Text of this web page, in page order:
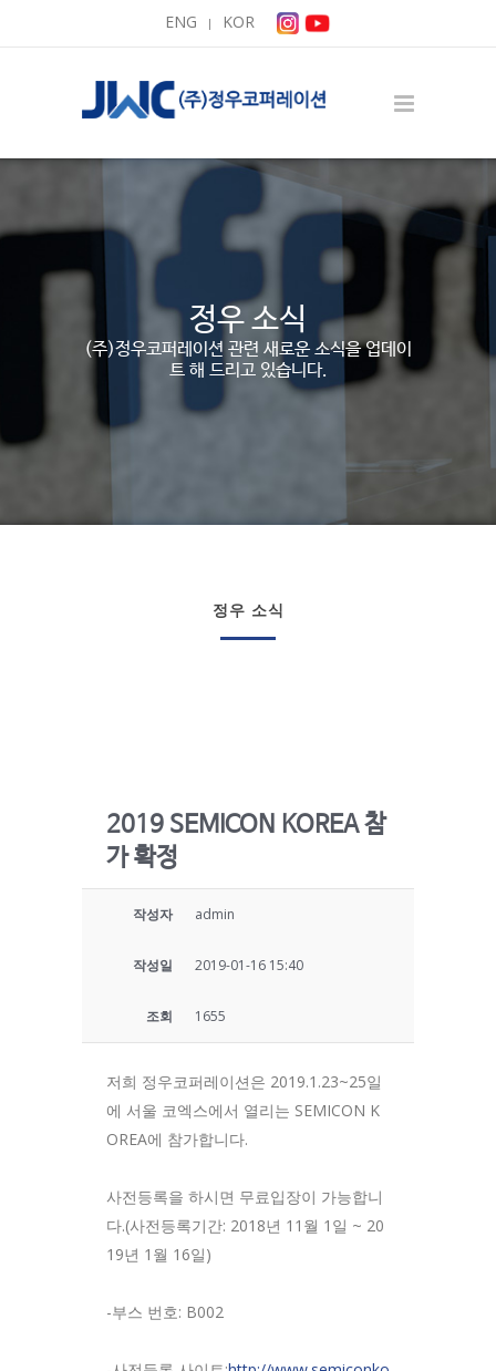
ENG KOR
정우 소식
(주)정우코퍼레이션 관련 새로운 소식을 업데이
트 해 드리고 있습니다.
정우 소식
2019 SEMICON KOREA 참
가 확정
작성자 admin
작성일 2019-01-16 15:40
조회 1655
저희 정우코퍼레이션은 2019.1.23~25일
에 서울 코엑스에서 열리는 SEMICON K
OREA에 참가합니다.
사전등록을 하시면 무료입장이 가능합니
다.(사전등록기간: 2018년 11월 1일 ~ 20
19년 1월 16일)
-부스 번호: B002